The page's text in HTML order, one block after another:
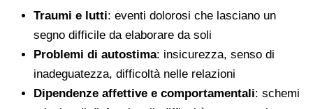
Traumi e lutti: eventi dolorosi che lasciano un
segno difficile da elaborare da soli
Problemi di autostima: insicurezza, senso di
inadeguatezza, difficoltà nelle relazioni
Dipendenze affettive e comportamentali: schemi